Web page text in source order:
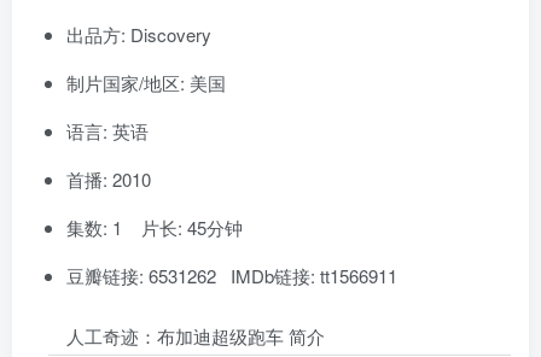
出品方: Discovery
制片国家/地区: 美国
语言: 英语
首播: 2010
集数: 1 片长: 45分钟
豆瓣链接: 6531262 IMDb链接: tt1566911
人工奇迹：布加迪超级跑车 简介